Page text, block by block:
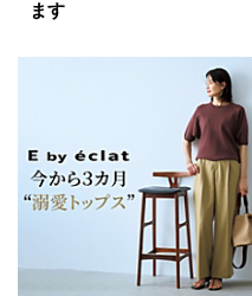
ます